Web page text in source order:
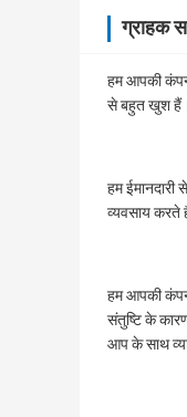
ग्राहक
हम आपकी कंपनी
से बहुत खुश
हम
व्यवसाय करते
हम आपकी
संतुष्टि के
आप के साथ